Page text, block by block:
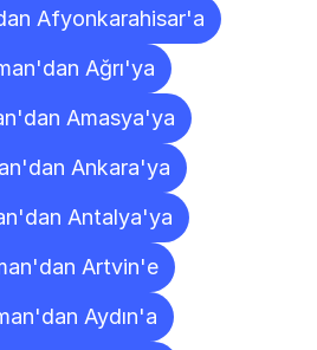
Afyonkarahisar'a
Ağrı'ya
Amasya'ya
Ankara'ya
Antalya'ya
Artvin'e
Aydın'a